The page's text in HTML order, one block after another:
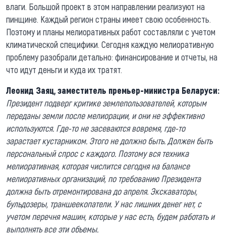
влаги. Большой проект в этом направлении реализуют на
пинщине. Каждый регион страны имеет свою особенность.
Поэтому и планы мелиоративных работ составляли с учетом
климатической специфики. Сегодня каждую мелиоративную
проблему разобрали детально: финансирование и отчеты, на
что идут деньги и куда их тратят.
Леонид Заяц, заместитель премьер-министра Беларуси:
Президент подверг критике землепользователей, которым
переданы земли после мелиорации, и они не эффективно
используются. Где-то не засеваются вовремя, где-то
зарастает кустарником. Этого не должно быть. Должен быть
персональный спрос с каждого. Поэтому вся техника
мелиоративная, которая числится сегодня на балансе
мелиоративных организаций, по требованию Президента
должна быть отремонтирована до апреля. Экскаваторы,
бульдозеры, траншеекопатели. У нас лишних денег нет, с
учетом перечня машин, которые у нас есть, будем работать и
выполнять все эти объемы.